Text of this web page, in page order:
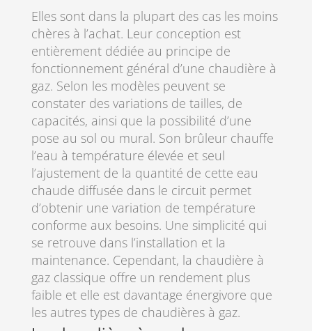
Elles sont dans la plupart des cas les moins
chères à l’achat. Leur conception est
entièrement dédiée au principe de
fonctionnement général d’une chaudière à
gaz. Selon les modèles peuvent se
constater des variations de tailles, de
capacités, ainsi que la possibilité d’une
pose au sol ou mural. Son brûleur chauffe
l’eau à température élevée et seul
l’ajustement de la quantité de cette eau
chaude diffusée dans le circuit permet
d’obtenir une variation de température
conforme aux besoins. Une simplicité qui
se retrouve dans l’installation et la
maintenance. Cependant, la chaudière à
gaz classique offre un rendement plus
faible et elle est davantage énergivore que
les autres types de chaudières à gaz.